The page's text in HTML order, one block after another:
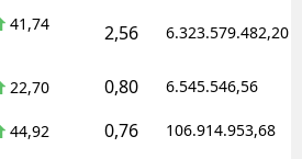
41,74 2,56 6.323.579.482,20
22,70 0,80 6.545.546,56
44,92 0,76 106.914.953,68